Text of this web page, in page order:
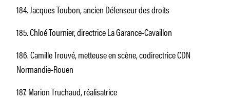
184. Jacques Toubon, ancien Défenseur des droits
185. Chloé Tournier, directrice La Garance-Cavaillon
186. Camille Trouvé, metteuse en scène, codirectrice CDN
Normandie-Rouen
187. Marion Truchaud, réalisatrice